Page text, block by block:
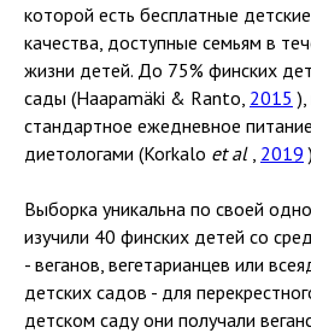
которой есть бесплатные
качества, доступные семьям в
жизни детей. До 75% финских
сады (Haapamäki & Ranto, 2015
стандартное ежедневное
диетологами (Korkalo et al, 2019 )
Выборка уникальна по своей
изучили 40 финских детей со
- веганов, вегетарианцев или
детских садов - для
детском саду они получали